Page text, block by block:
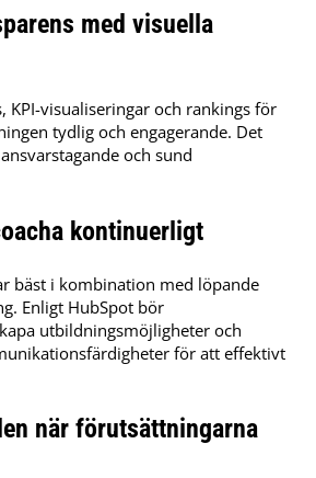
med visuella
KPI-visualiseringar och rankings för
tydlig och engagerande. Det
och sund
kontinuerligt
bäst i kombination med löpande
Enligt HubSpot bör
utbildningsmöjligheter och
för att effektivt
när förutsättningarna